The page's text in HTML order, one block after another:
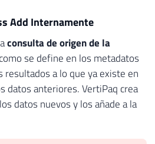
Add Internamente
consulta de origen de la
se define en los metadatos
resultados a lo que ya existe en
datos anteriores. VertiPaq crea
datos nuevos y los añade a la